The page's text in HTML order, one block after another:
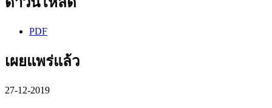
PDF
เผยแพร่แล้ว
27-12-2019